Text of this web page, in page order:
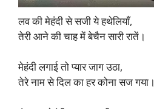
लव की मेहंदी से सजी ये हथेलियाँ,
तेरी आने की चाह में बेचैन सारी रातें।​
मेहंदी लगाई तो प्यार जाग उठा,
तेरे नाम से दिल का हर कोना सज गया।​